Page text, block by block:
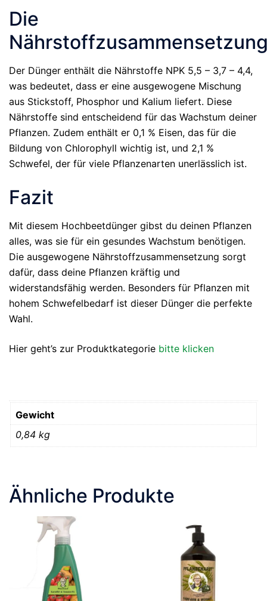
Die
Der Dünger enthält die Nährstoffe NPK 5,5 – 3,7 – 4,4,
was bedeutet, dass er eine ausgewogene Mischung
aus Stickstoff, Phosphor und Kalium liefert. Diese
Nährstoffe sind entscheidend für das Wachstum deiner
Pflanzen. Zudem enthält er 0,1 % Eisen, das für die
Bildung von Chlorophyll wichtig ist, und 2,1 %
Schwefel, der für viele Pflanzenarten unerlässlich ist.
Fazit
Mit diesem Hochbeetdünger gibst du deinen Pflanzen
alles, was sie für ein gesundes Wachstum benötigen.
Die ausgewogene Nährstoffzusammensetzung sorgt
dafür, dass deine Pflanzen kräftig und
widerstandsfähig werden. Besonders für Pflanzen mit
hohem Schwefelbedarf ist dieser Dünger die perfekte
Wahl.
Hier geht’s zur Produktkategorie bitte klicken
Gewicht
0,84 kg
Ähnliche Produkte